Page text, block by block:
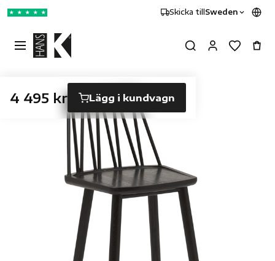
★ ★ ★ ★ ★ Skicka till Sweden
4 495 kr Lägg i kundvagn